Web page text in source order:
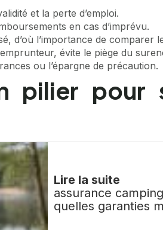
et la perte d’emploi.
en cas d’imprévu.
d’où l’importance de comparer
évite le piège du
ou l’épargne de précaution.
pilier pour
Lire la suite
assurance
quelles garanties